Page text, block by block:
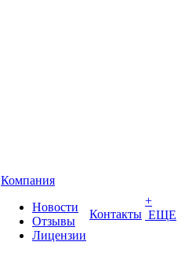
Компания
Новости
Отзывы
Лицензии
Контакты
+
ЕЩЕ